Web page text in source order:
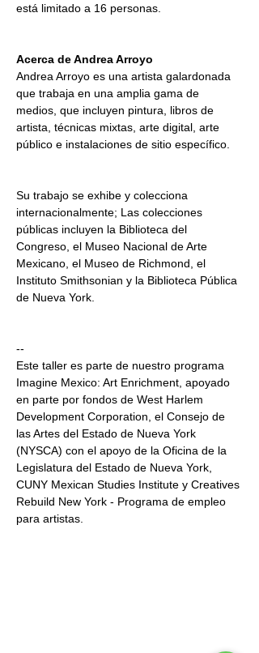
está limitado a 16 personas.
Acerca de Andrea Arroyo
Andrea Arroyo es una artista galardonada
que trabaja en una amplia gama de
medios, que incluyen pintura, libros de
artista, técnicas mixtas, arte digital, arte
público e instalaciones de sitio específico.
Su trabajo se exhibe y colecciona
internacionalmente; Las colecciones
públicas incluyen la Biblioteca del
Congreso, el Museo Nacional de Arte
Mexicano, el Museo de Richmond, el
Instituto Smithsonian y la Biblioteca Pública
de Nueva York.
--
Este taller es parte de nuestro programa
Imagine Mexico: Art Enrichment, apoyado
en parte por fondos de West Harlem
Development Corporation, el Consejo de
las Artes del Estado de Nueva York
(NYSCA) con el apoyo de la Oficina de la
Legislatura del Estado de Nueva York,
CUNY Mexican Studies Institute y Creatives
Rebuild New York - Programa de empleo
para artistas.